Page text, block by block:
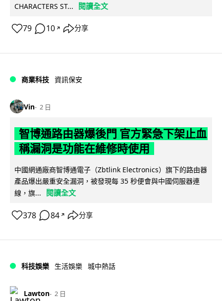
CHARACTERS ST...
閱讀全文
79 10 ↗ 分享
商業科技 資訊保安
Vin 2 日
智博通路由器爆後門 官方緊急下架止血
稱漏洞是功能在維修時使用
中國網通廠商智博通電子（Zbtlink Electronics）旗下的路由器
產品爆出嚴重安全漏洞，被發現每 35 秒便會與中國伺服器連
線，旗...
閱讀全文
378 84 ↗ 分享
科技娛樂 生活娛樂 城中熱話
Lawton 2 日